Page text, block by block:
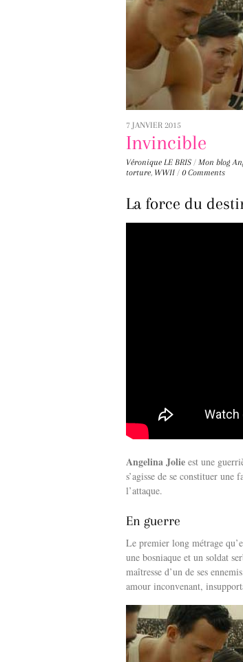
7 JANVIER 2015
Invincible
Véronique LE BRIS / Mon blog
torture, WWII / 0 Comments
La force du
Angelina Jolie est une
s’agisse de se constituer
l’attaque.
En guerre
Le premier long métrage
une bosniaque et un soldat
maîtresse d’un de ses
amour inconvenant,